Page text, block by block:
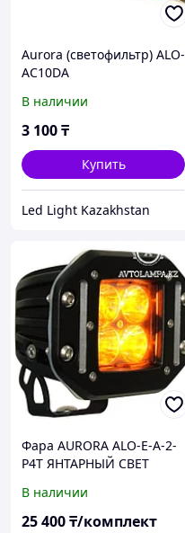
Aurora (светофильтр) ALO-
AC10DA
В наличии
3 100₸
Купить
Led Light Kazakhstan
Фара AURORA ALO-E-A-2-
P4T ЯНТАРНЫЙ СВЕТ
квадратная врезная
фары Aurora 1шт
В наличии
25 400₸/комплект